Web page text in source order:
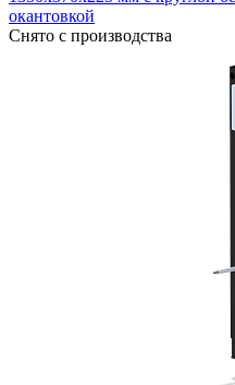
окантовкой
Снято с производства